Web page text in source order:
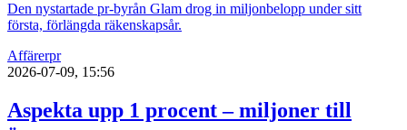
Den nystartade pr-byrån Glam drog in miljonbelopp under sitt
första, förlängda räkenskapsår.
Affärerpr
2026-07-09, 15:56
Aspekta upp 1 procent – miljoner till